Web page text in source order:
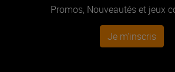
Promos, Nouveautés et jeux
Je m'inscris